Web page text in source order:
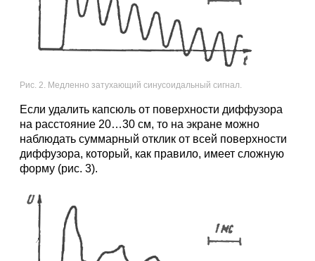
Рис. 2. Медленно затухающий синусоидальный сигнал.
Если удалить капсюль от поверхности диффузора
на расстояние 20…30 см, то на экране можно
наблюдать суммарный отклик от всей поверхности
диффузора, который, как правило, имеет сложную
форму (рис. 3).